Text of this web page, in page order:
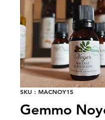
SKU : MACNOY15
Gemmo